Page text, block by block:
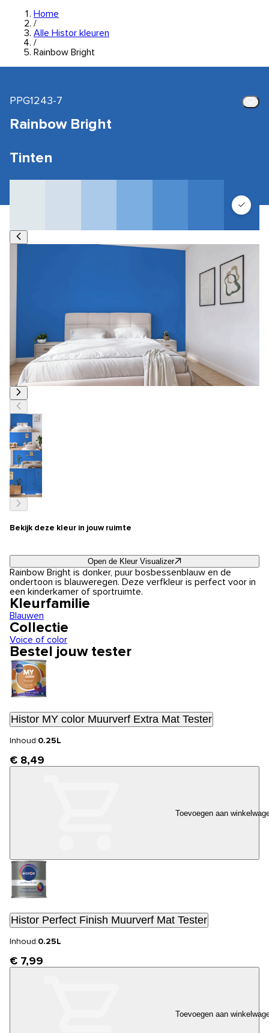
Home
/
Alle Histor kleuren
/
Rainbow Bright
PPG1243-7
Rainbow Bright
Tinten
Bekijk deze kleur in jouw ruimte
Open de Kleur Visualizer
Rainbow Bright is donker, puur bosbessenblauw en de
ondertoon is blauweregen. Deze verfkleur is perfect voor in
een kinderkamer of sportruimte.
Kleurfamilie
Blauwen
Collectie
Voice of color
Bestel jouw tester
Histor MY color Muurverf Extra Mat Tester
Inhoud:0.25L
€ 8,49
Toevoegen aan
Histor Perfect Finish Muurverf Mat Tester
Inhoud:0.25L
€ 7,99
Toevoegen aan